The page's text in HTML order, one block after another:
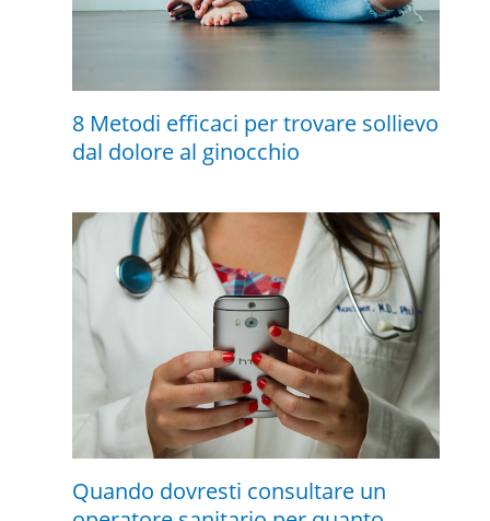
8 Metodi efficaci per trovare sollievo
dal dolore al ginocchio
Quando dovresti consultare un